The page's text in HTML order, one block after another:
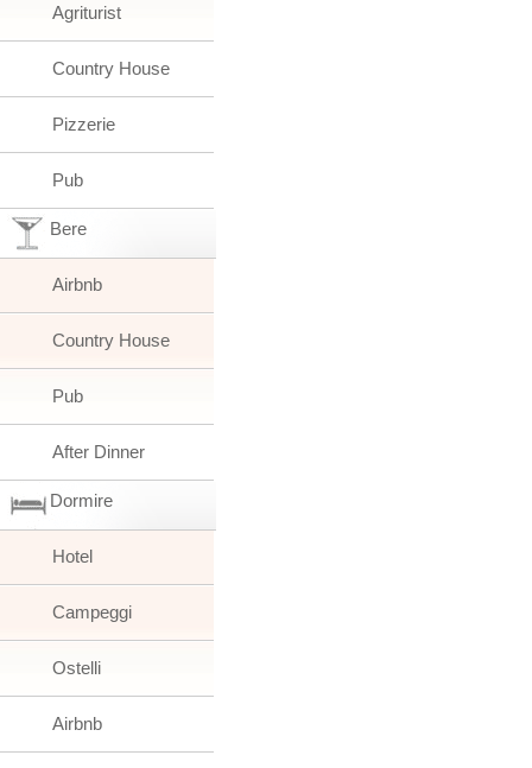
Agriturist
Country House
Pizzerie
Pub
Bere
Airbnb
Country House
Pub
After Dinner
Dormire
Hotel
Campeggi
Ostelli
Airbnb